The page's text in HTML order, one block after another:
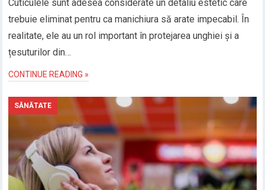
Cuticulele sunt adesea considerate un detaliu estetic care
trebuie eliminat pentru ca manichiura să arate impecabil. În
realitate, ele au un rol important în protejarea unghiei și a
țesuturilor din…
CONTINUE READING »
SĂNĂTATE